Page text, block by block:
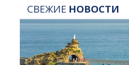
СВЕЖИЕ НОВОСТИ